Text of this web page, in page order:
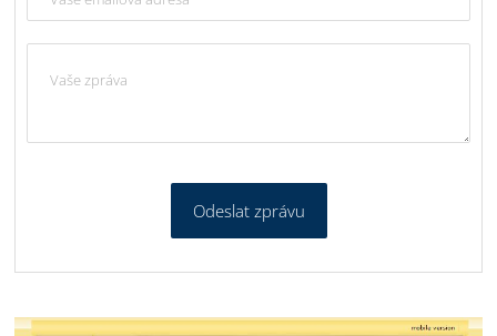
Odeslat zprávu